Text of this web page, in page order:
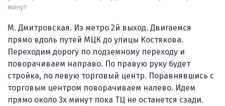
минут
М. Дмитровская. Из метро 2й выход. Двигаемся
прямо вдоль путей МЦК до улицы Костякова.
Переходим дорогу по подземному переходу и
поворачиваем направо. По правую руку будет
стройка, по левую торговый центр. Поравнявшись с
торговым центром поворачиваем налево. Идем
прямо около 3х минут пока ТЦ не останется сзади.